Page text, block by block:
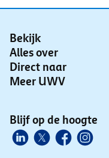
Bekijk
Alles over
Direct naar
Meer UWV
Blijf op de hoogte